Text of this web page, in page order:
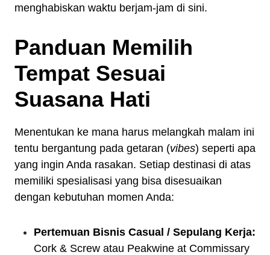
menghabiskan waktu berjam-jam di sini.
Panduan Memilih
Tempat Sesuai
Suasana Hati
Menentukan ke mana harus melangkah malam ini
tentu bergantung pada getaran (vibes) seperti apa
yang ingin Anda rasakan. Setiap destinasi di atas
memiliki spesialisasi yang bisa disesuaikan
dengan kebutuhan momen Anda:
Pertemuan Bisnis Casual / Sepulang Kerja:
Cork & Screw atau Peakwine at Commissary